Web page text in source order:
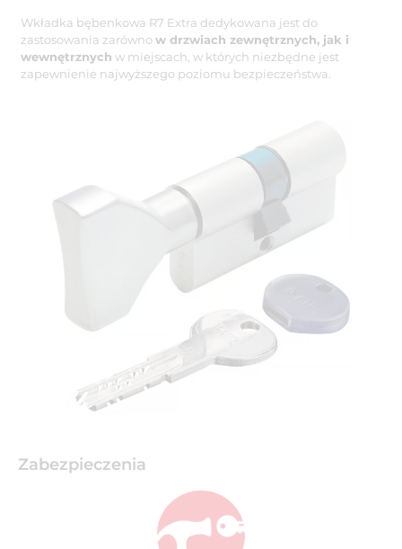
Wkładka bębenkowa R7 Extra dedykowana jest do
zastosowania zarównow drzwiach zewnętrznych, jak i
wewnętrznych w miejscach, w których niezbędne jest
zapewnienie najwyższego poziomu bezpieczeństwa.
Zabezpieczenia